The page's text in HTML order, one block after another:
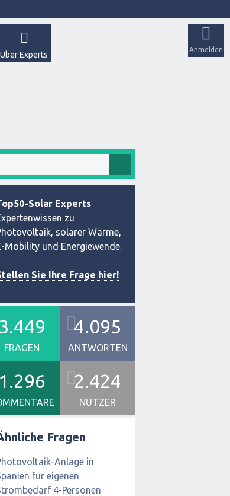
Anmelden
Über Experts
Solar Experts
zu
solarer Wärme,
Mobility und Energiewende.
Sie Ihre Frage hier!
FRAGEN
4.095
ANTWORTEN
2.424
NUTZER
Fragen
Anlage in
für eigenen
4-Personen